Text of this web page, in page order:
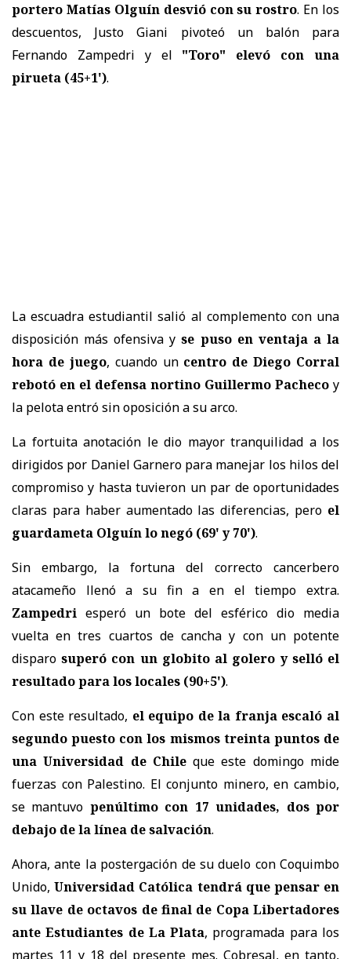
portero Matías Olguín desvió con su rostro. En los
descuentos, Justo Giani pivoteó un balón para
Fernando Zampedri y el "Toro" elevó con una
pirueta (45+1').
La escuadra estudiantil salió al complemento con una
disposición más ofensiva yse puso en ventaja a la
hora de juego, cuando uncentro de Diego Corral
rebotó en el defensa nortino Guillermo Pacheco y
la pelota entró sin oposición a su arco.
La fortuita anotación le dio mayor tranquilidad a los
dirigidos por Daniel Garnero para manejar los hilos del
compromiso y hasta tuvieron un par de oportunidades
claras para haber aumentado las diferencias, pero el
guardameta Olguín lo negó (69' y 70').
Sin embargo, la fortuna del correcto cancerbero
atacameño llenó a su fin a en el tiempo extra.
Zampedri esperó un bote del esférico dio media
vuelta en tres cuartos de cancha y con un potente
disparosuperó con un globito al golero y selló el
resultado para los locales (90+5').
Con este resultado, el equipo de la franja escaló al
segundo puesto con los mismos treinta puntos de
una Universidad de Chileque este domingo mide
fuerzas con Palestino. El conjunto minero, en cambio,
se mantuvo penúltimo con 17 unidades, dos por
debajo de la línea de salvación.
Ahora, ante la postergación de su duelo con Coquimbo
Unido,Universidad Católica tendrá que pensar en
su llave de octavos de final de Copa Libertadores
ante Estudiantes de La Plata, programada para los
martes 11 y 18 del presente mes. Cobresal, en tanto,